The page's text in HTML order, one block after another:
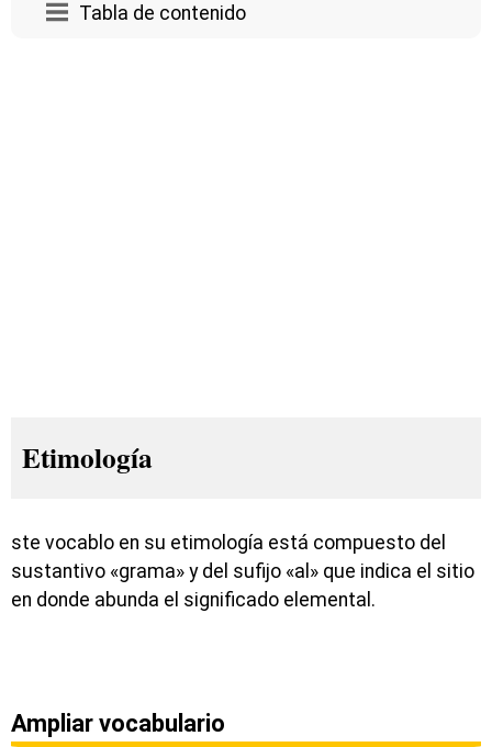
Tabla de contenido
Etimología
ste vocablo en su etimología está compuesto del
sustantivo «grama» y del sufijo «al» que indica el sitio
en donde abunda el significado elemental.
Ampliar vocabulario